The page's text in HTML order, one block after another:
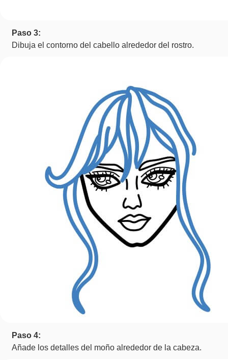
Paso 3:
Dibuja el contorno del cabello alrededor del rostro.
Paso 4:
Añade los detalles del moño alrededor de la cabeza.